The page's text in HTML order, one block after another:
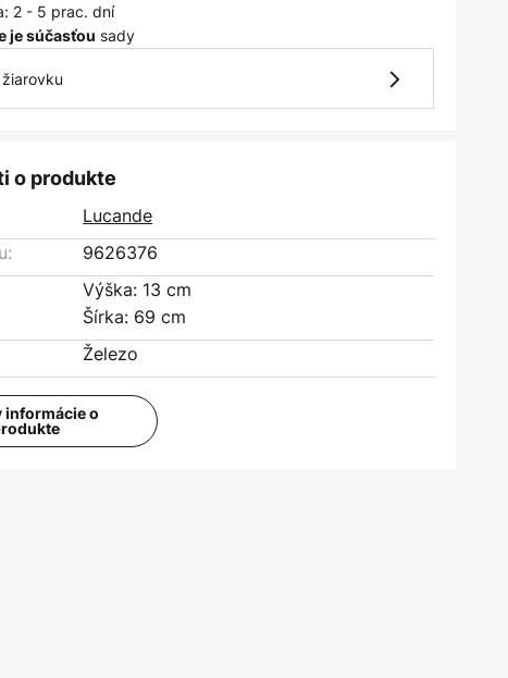
2 - 5 prac. dní
je súčasťou sady
o produkte
Lucande
9626376
Výška: 13 cm
Šírka: 69 cm
Železo
informácie o